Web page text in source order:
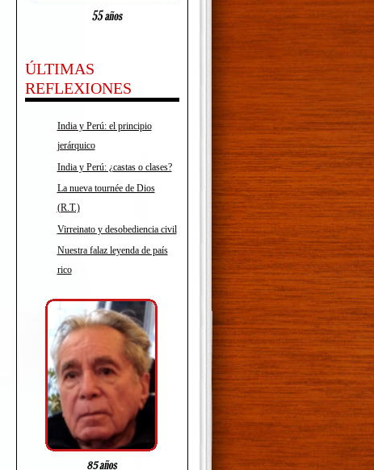
ÚLTIMAS
REFLEXIONES
India y Perú: el principio
jerárquico
India y Perú: ¿castas o clases?
La nueva tournée de Dios
(R.T.)
Virreinato y desobediencia civil
Nuestra falaz leyenda de país
rico